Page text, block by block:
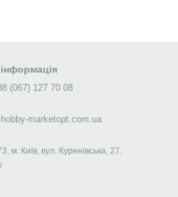
(067) 127 70 08
marketopt.com.ua
м. Київ, вул. Куренівська, 27.